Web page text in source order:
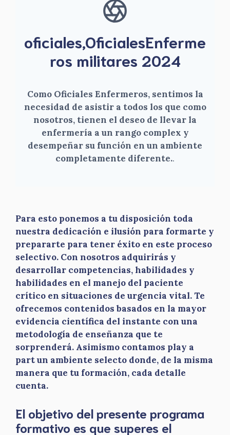
oficiales,OficialesEnferme
ros militares 2024
Como Oficiales Enfermeros, sentimos la
necesidad de asistir a todos los que como
nosotros, tienen el deseo de llevar la
enfermería a un rango complex y
desempeñar su función en un ambiente
completamente diferente..
Para esto ponemos a tu disposición toda
nuestra dedicación e ilusión para formarte y
prepararte para tener éxito en este proceso
selectivo. Con nosotros adquirirás y
desarrollar competencias, habilidades y
habilidades en el manejo del paciente
crítico en situaciones de urgencia vital. Te
ofrecemos contenidos basados en la mayor
evidencia científica del instante con una
metodología de enseñanza que te
sorprenderá. Asimismo contamos play a
part un ambiente selecto donde, de la misma
manera que tu formación, cada detalle
cuenta.
El objetivo del presente programa
formativo es que superes el